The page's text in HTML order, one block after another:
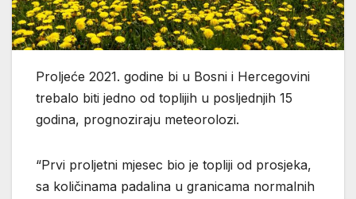
Proljeće 2021. godine bi u Bosni i Hercegovini
trebalo biti jedno od toplijih u posljednjih 15
godina, prognoziraju meteorolozi.
“Prvi proljetni mjesec bio je topliji od prosjeka,
sa količinama padalina u granicama normalnih